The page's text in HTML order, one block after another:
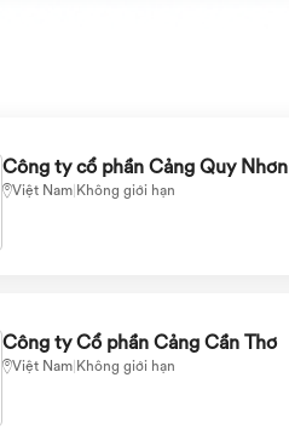
Công ty cổ phần Cảng Quy Nhơn
Việt Nam|Không giới hạn
Công ty Cổ phần Cảng Cần Thơ
Việt Nam|Không giới hạn